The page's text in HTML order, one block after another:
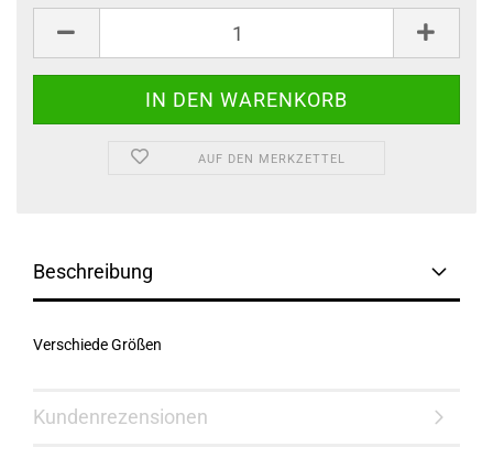
AUF DEN MERKZETTEL
Beschreibung
Verschiede Größen
Kundenrezensionen